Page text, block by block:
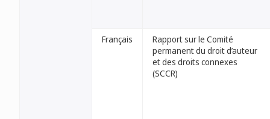
Français
Rapport sur le Comité
permanent du droit d’auteur
et des droits connexes
(SCCR)